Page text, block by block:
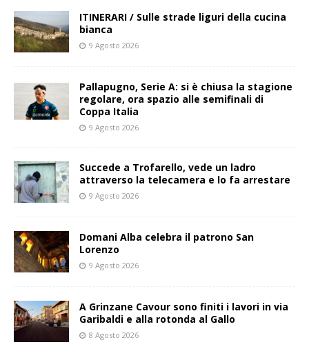
ITINERARI / Sulle strade liguri della cucina
bianca
9 Agosto 2026
Pallapugno, Serie A: si è chiusa la stagione
regolare, ora spazio alle semifinali di
Coppa Italia
9 Agosto 2026
Succede a Trofarello, vede un ladro
attraverso la telecamera e lo fa arrestare
9 Agosto 2026
Domani Alba celebra il patrono San
Lorenzo
9 Agosto 2026
A Grinzane Cavour sono finiti i lavori in via
Garibaldi e alla rotonda al Gallo
8 Agosto 2026